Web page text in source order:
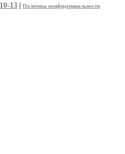
13 | Политика конфиденциальности